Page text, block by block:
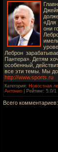
«Для
они
Леброн
Пантера». Детям
особенный,
все эти темы. Мы
http://www.sports.ru
Категория: Новостная
Антонио
Рейтинг: 5.0/1
Всего комментариев: